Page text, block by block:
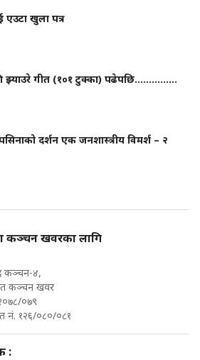
एउटा खुला पत्र
झ्याउरे गीत (१०१ टुक्का) पढेपछि...............
दर्शन एक जनशास्त्रीय विमर्श – २
कञ्चन खवरका लागि
कञ्चन-४,
कञ्चन खवर
०७९
नं. १२६/०८०/०८१
: